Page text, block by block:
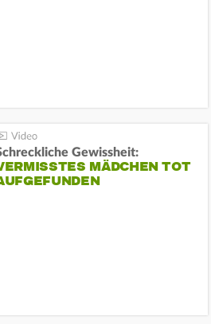
Gewissheit:
MÄDCHEN TOT